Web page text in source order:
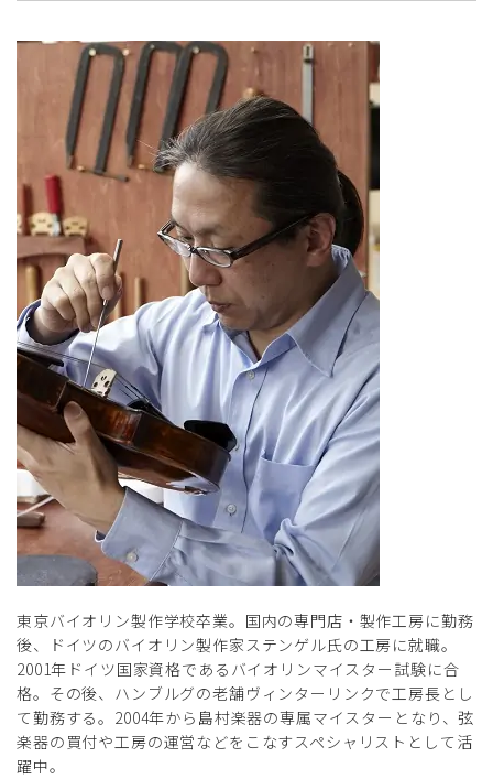
東京バイオリン製作学校卒業。国内の専門店・製作工房に勤務
後、ドイツのバイオリン製作家ステンゲル氏の工房に就職。
2001年ドイツ国家資格であるバイオリンマイスター試験に合
格。その後、ハンブルグの老舗ヴィンターリンクで工房長とし
て勤務する。2004年から島村楽器の専属マイスターとなり、弦
楽器の買付や工房の運営などをこなすスペシャリストとして活
躍中。